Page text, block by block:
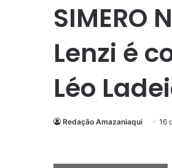
SIMERO
Lenzi é
Léo
Redação Amazaniaqui 16